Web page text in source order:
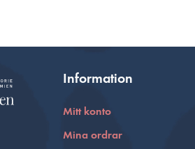
Information
Mitt konto
Mina ordrar